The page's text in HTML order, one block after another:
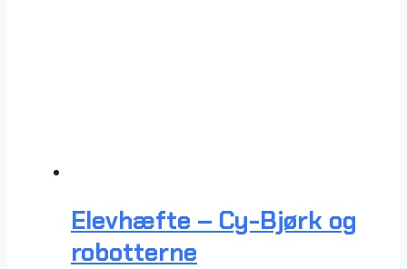
Elevhæfte – Cy-Bjørk og
robotterne